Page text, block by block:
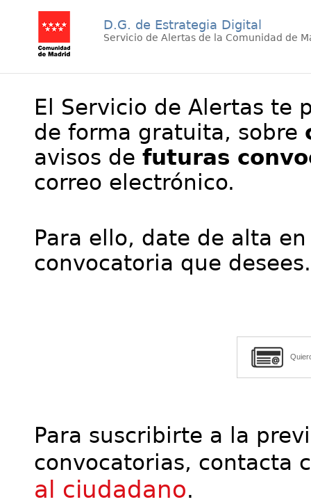
D.G. de Estrategia Digital
Servicio de Alertas de la Comunidad de
El Servicio de Alertas te
de forma gratuita, sobre
avisos de futuras
correo electrónico.
Para ello, date de alta
convocatoria que desees.
Para suscribirte a la
convocatorias, contacta
al ciudadano.